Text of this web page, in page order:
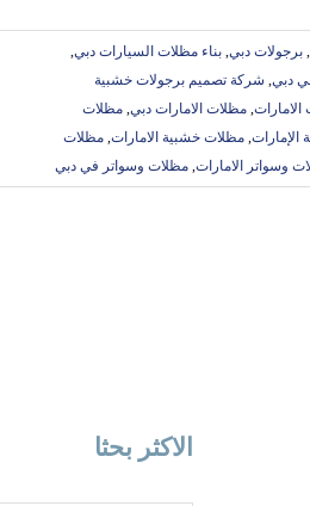
, برجولات دبي, بناء مظلات السيارات دبي,
دبي, شركة تصميم برجولات خشبية
, مظلات الامارات دبي, مظلات
, مظلات خشبية الامارات, مظلات
وسواتر الامارات, مظلات وسواتر في دبي
الاكثر بحثا